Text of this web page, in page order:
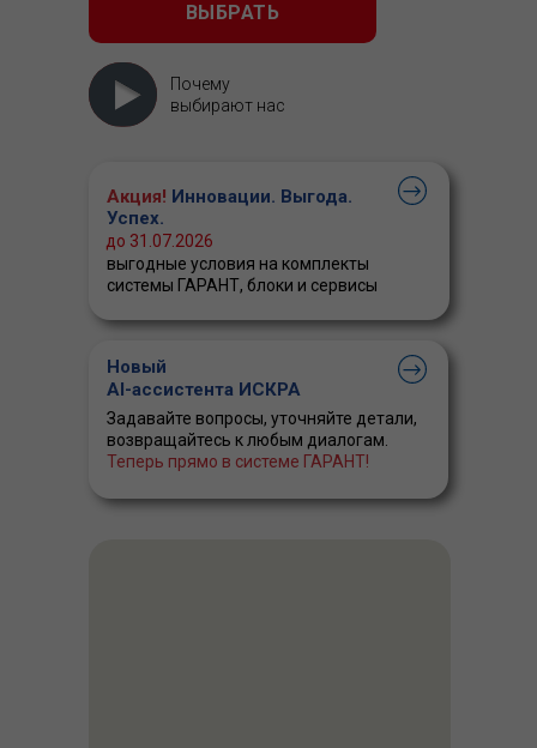
ВЫБРАТЬ
Почему
выбирают нас
Акция! Инновации. Выгода.
Успех.
выгодные условия на комплекты
системы ГАРАНТ, блоки и сервисы
до 31.07.2026
Новый
AI-ассистента ИСКРА
Задавайте вопросы, уточняйте детали,
возвращайтесь к любым диалогам.
Теперь прямо в системе ГАРАНТ!